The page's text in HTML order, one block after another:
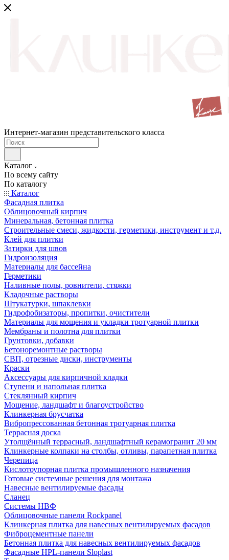
Интернет-магазин представительского класса
Каталог
По всему сайту
По каталогу
Каталог
Фасадная плитка
Облицовочный кирпич
Минеральная, бетонная плитка
Строительные смеси, жидкости, герметики, инструмент и т.д.
Клей для плитки
Затирки для швов
Гидроизоляция
Материалы для бассейна
Герметики
Наливные полы, ровнители, стяжки
Кладочные растворы
Штукатурки, шпаклевки
Гидрофобизаторы, пропитки, очистители
Материалы для мощения и укладки тротуарной плитки
Мембраны и полотна для плитки
Грунтовки, добавки
Бетоноремонтные растворы
СВП, отрезные диски, инструменты
Краски
Аксессуары для кирпичной кладки
Ступени и напольная плитка
Cтеклянный кирпич
Мощение, ландшафт и благоустройство
Клинкерная брусчатка
Вибропрессованная бетонная тротуарная плитка
Террасная доска
Утолщённый террасный, ландшафтный керамогранит 20 мм
Клинкерные колпаки на столбы, отливы, парапетная плитка
Черепица
Кислотоупорная плитка промышленного назначения
Готовые системные решения для монтажа
Навесные вентилируемые фасады
Сланец
Системы НВФ
Облицовочные панели Rockpanel
Клинкерная плитка для навесных вентилируемых фасадов
Фиброцементные панели
Бетонная плитка для навесных вентилируемых фасадов
Фасадные HPL-панели Sloplast